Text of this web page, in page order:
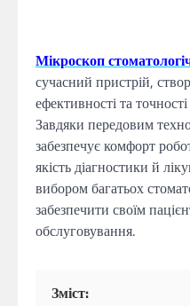
Мікроскоп
сучасний пристрій,
ефективності та
Завдяки передовим
забезпечує комфорт
якість діагностики й
вибором багатьох
забезпечити своїм
обслуговування.
Зміст: